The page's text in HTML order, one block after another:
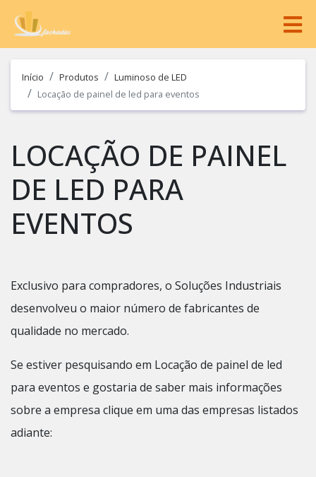
Início Produtos
Luminoso de LED
Locação de painel de led para eventos
LOCAÇÃO DE PAINEL
DE LED PARA
EVENTOS
Exclusivo para compradores, o Soluções Industriais
desenvolveu o maior número de fabricantes de
qualidade no mercado.
Se estiver pesquisando em Locação de painel de led
para eventos e gostaria de saber mais informações
sobre a empresa clique em uma das empresas listados
adiante: